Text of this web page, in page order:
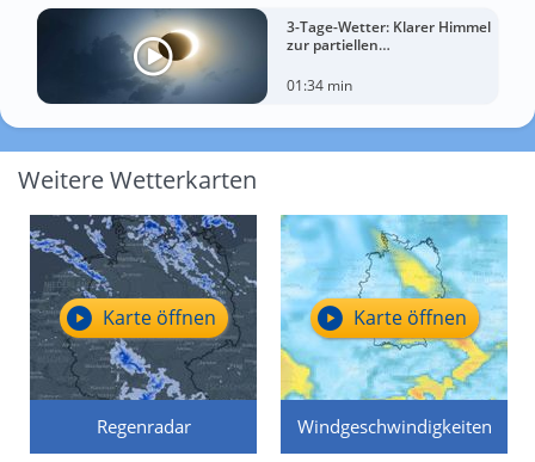
3-Tage-Wetter: Klarer Himmel
zur partiellen
Mittwoch?
01:34 min
Weitere Wetterkarten
Regenradar
Karte öffnen
Windgeschwindigkeiten
Karte öffnen